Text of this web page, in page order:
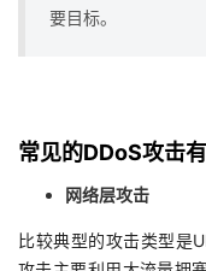
子
直
的
我
要目标。
常见的DDoS攻击有
网络层攻击
比较典型的攻击类型是